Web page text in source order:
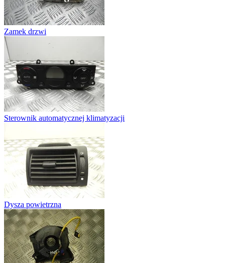
Zamek drzwi
Sterownik automatycznej klimatyzacji
Dysza powietrzna